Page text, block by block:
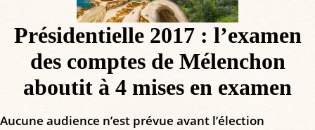
Présidentielle 2017 : l’examen
des comptes de Mélenchon
aboutit à 4 mises en examen
Aucune audience n’est prévue avant l’élection